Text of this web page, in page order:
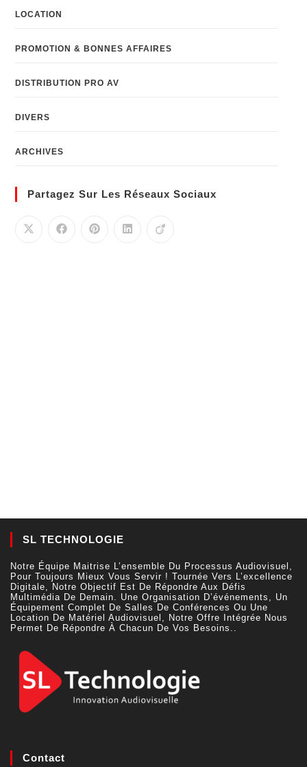
LOCATION
PROMOTION & BONNES AFFAIRES
DISTRIBUTION PRO AV
DIVERS
ARCHIVES
Partagez Sur Les Réseaux Sociaux
SL TECHNOLOGIE
Notre Équipe Maitrise L’ensemble Du Processus Audiovisuel,
Pour Toujours Mieux Vous Servir ! Tournée Vers L’excellence
Digitale, Notre Objectif Est De Répondre Aux Défis
Multimédia De Demain. Une Organisation D’événements, Un
Équipement Complet De Salles De Conférences Ou Une
Location De Matériel Audiovisuel, Notre Offre Intégrée Nous
Permet De Répondre À Chacun De Vos Besoins..
Contact